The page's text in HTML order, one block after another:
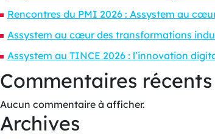
Rencontres du PMI 2026 : Assystem au
Assystem au cœur des transformations
Assystem au TINCE 2026 : l’innovation
Commentaires récents
Aucun commentaire à afficher.
Archives